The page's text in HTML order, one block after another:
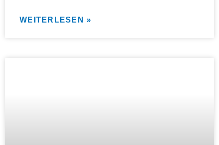
WEITERLESEN »